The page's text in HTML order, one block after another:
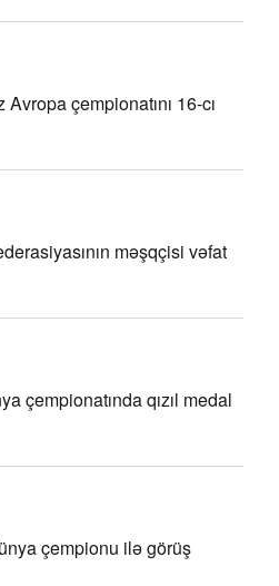
çempionatını 16-cı
məşqçisi vəfat
çempionatında qızıl medal
çempionu ilə görüş